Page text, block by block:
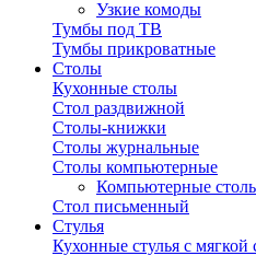
Узкие комоды
Тумбы под ТВ
Тумбы прикроватные
Столы
Кухонные столы
Стол раздвижной
Столы-книжки
Столы журнальные
Столы компьютерные
Компьютерные
Стол письменный
Стулья
Кухонные стулья с мягкой